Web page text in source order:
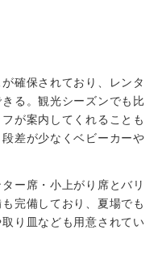
確保されており、レンタ
る。観光シーズンでも比
が案内してくれることも
差が少なくベビーカーや
ー席・小上がり席とバリ
完備しており、夏場でも
り皿なども用意されてい